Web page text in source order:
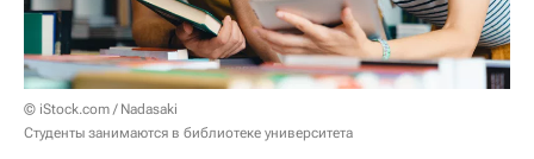
© iStock.com / Nadasaki
Студенты занимаются в библиотеке университета